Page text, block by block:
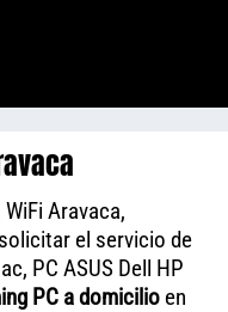
Aravaca,
el servicio de
PC ASUS Dell HP
PC a domicilio en